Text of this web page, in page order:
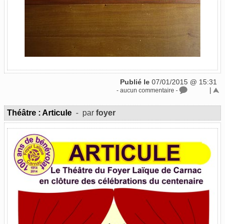
Publié le 07/01/2015 @ 15:31
- aucun commentaire - |
Théâtre : Articule - par foyer